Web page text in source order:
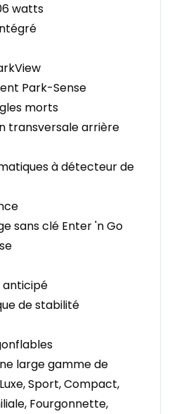
watts
Park-Sense
morts
transversale arrière
à détecteur de
sans clé Enter 'n Go
anticipé
de stabilité
large gamme de
Sport, Compact,
Fourgonnette,